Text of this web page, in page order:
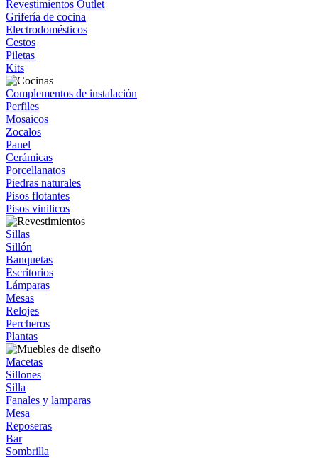
Revestimientos Outlet
Grifería de cocina
Electrodomésticos
Cestos
Piletas
Kits
Complementos de instalación
Perfiles
Mosaicos
Zocalos
Panel
Cerámicas
Porcellanatos
Piedras naturales
Pisos flotantes
Pisos vinilicos
Sillas
Sillón
Banquetas
Escritorios
Lámparas
Mesas
Relojes
Percheros
Plantas
Macetas
Sillones
Silla
Fanales y lamparas
Mesa
Reposeras
Bar
Sombrilla